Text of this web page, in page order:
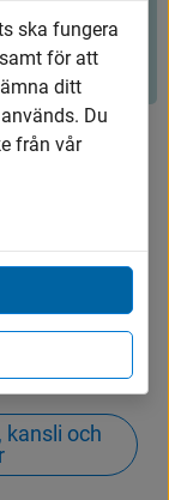
kansli och
ska fungera
för att
ditt
Du
från vår